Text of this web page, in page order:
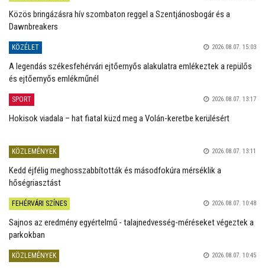
Közös bringázásra hív szombaton reggel a Szentjánosbogár és a
Dawnbreakers
KÖZÉLET 2026.08.07. 15:03
A legendás székesfehérvári ejtőernyős alakulatra emlékeztek a repülős
és ejtőernyős emlékműnél
SPORT 2026.08.07. 13:17
Hokisok viadala – hat fiatal küzd meg a Volán-keretbe kerülésért
KÖZLEMÉNYEK 2026.08.07. 13:11
Kedd éjfélig meghosszabbították és másodfokúra mérséklik a
hőségriasztást
FEHÉRVÁRI SZÍNES 2026.08.07. 10:48
Sajnos az eredmény egyértelmű - talajnedvesség-méréseket végeztek a
parkokban
KÖZLEMÉNYEK 2026.08.07. 10:45